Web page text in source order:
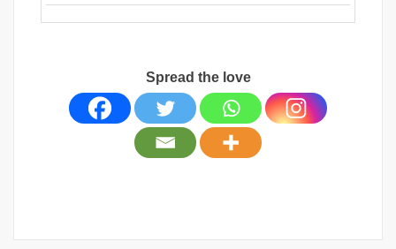
Spread the love